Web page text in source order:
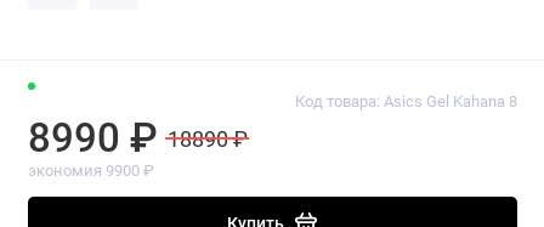
Код товара: Asics Gel Kahana 8
8990 ₽ 18890 ₽
экономия 9900 ₽